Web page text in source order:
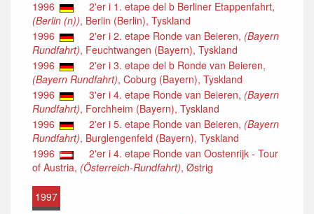
1996
2'er i 1. etape del b Berliner Etappenfahrt,
(Berlin (n)), Berlin (Berlin), Tyskland
1996
2'er i 2. etape Ronde van Beieren, (Bayern
Rundfahrt), Feuchtwangen (Bayern), Tyskland
1996
2'er i 3. etape del b Ronde van Beieren,
(Bayern Rundfahrt), Coburg (Bayern), Tyskland
1996
3'er i 4. etape Ronde van Beieren, (Bayern
Rundfahrt), Forchheim (Bayern), Tyskland
1996
2'er i 5. etape Ronde van Beieren, (Bayern
Rundfahrt), Burglengenfeld (Bayern), Tyskland
1996
2'er i 4. etape Ronde van Oostenrijk - Tour
of Austria, (Österreich-Rundfahrt), Østrig
1997